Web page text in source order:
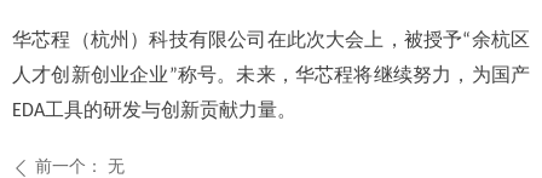
华芯程（杭州）科技有限公司在此次大会上，被授予“余杭区
人才创新创业企业”称号。未来，华芯程将继续努力，为国产
EDA工具的研发与创新贡献力量。
ꄴ 前一个： 无